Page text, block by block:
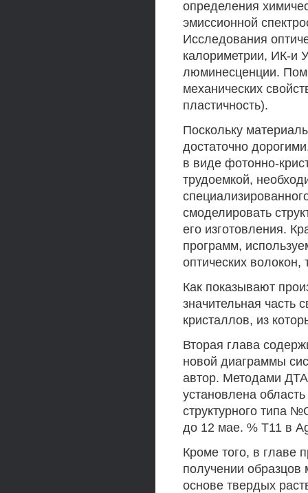
определения
эмиссионной
Исследования
калориметрии, ИК-и
люминесценции.
механических
пластичность).
Поскольку
достаточно
в виде фотонно-
трудоемкой,
смоделировать
его изготовления.
программ,
оптических
Как показывают
значительная часть
кристаллов, из
Вторая глава
новой диаграммы
автор. Методами
установлена
структурного типа
до 12 мае. % Т11 в
Кроме того, в главе
получении образцов
основе твердых